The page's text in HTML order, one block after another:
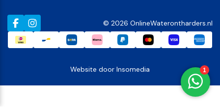
© 2026 OnlineWaterontharders.nl
Website door Insomedia